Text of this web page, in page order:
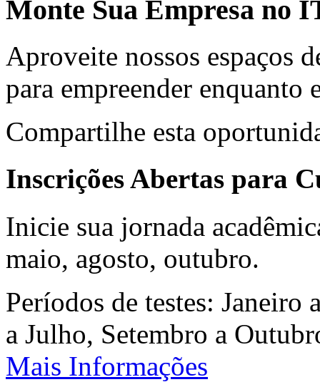
Monte Sua Empresa no
Aproveite nossos espaços
para empreender enquanto
Compartilhe esta
Inscrições Abertas para
Inicie sua jornada
maio, agosto, outubro.
Períodos de testes:
a Julho, Setembro a
Mais Informações